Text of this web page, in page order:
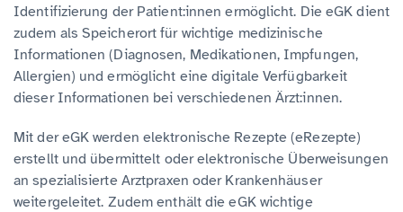
Identifizierung der Patient:innen ermöglicht. Die eGK dient
zudem als Speicherort für wichtige medizinische
Informationen (Diagnosen, Medikationen, Impfungen,
Allergien) und ermöglicht eine digitale Verfügbarkeit
dieser Informationen bei verschiedenen Ärzt:innen.
Mit der eGK werden elektronische Rezepte (eRezepte)
erstellt und übermittelt oder elektronische Überweisungen
an spezialisierte Arztpraxen oder Krankenhäuser
weitergeleitet. Zudem enthält die eGK wichtige